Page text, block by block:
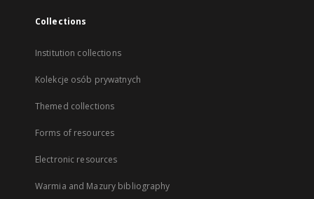
Collections
Institution collections
Kolekcje osób prywatnych
Themed collections
Forms of resources
Electronic resources
Warmia and Mazury bibliography